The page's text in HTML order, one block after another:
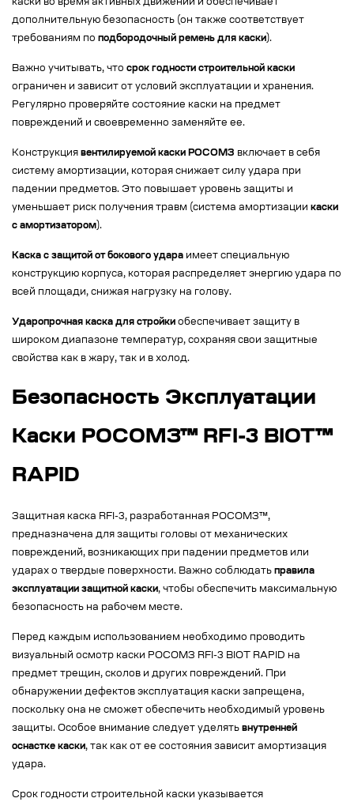
каски во время активных движений и обеспечивает
дополнительную безопасность (он также соответствует
требованиям по подбородочный ремень для каски).
Важно учитывать, что срок годности строительной каски
ограничен и зависит от условий эксплуатации и хранения.
Регулярно проверяйте состояние каски на предмет
повреждений и своевременно заменяйте ее.
Конструкция вентилируемой каски РОСОМЗ включает в себя
систему амортизации, которая снижает силу удара при
падении предметов. Это повышает уровень защиты и
уменьшает риск получения травм (система амортизации каски
с амортизатором).
Каска с защитой от бокового удара имеет специальную
конструкцию корпуса, которая распределяет энергию удара по
всей площади, снижая нагрузку на голову.
Ударопрочная каска для стройки обеспечивает защиту в
широком диапазоне температур, сохраняя свои защитные
свойства как в жару, так и в холод.
Безопасность Эксплуатации
Каски РОСОМЗ™ RFI-3 BIOT™
RAPID
Защитная каска RFI-3, разработанная РОСОМЗ™,
предназначена для защиты головы от механических
повреждений, возникающих при падении предметов или
ударах о твердые поверхности. Важно соблюдать правила
эксплуатации защитной каски, чтобы обеспечить максимальную
безопасность на рабочем месте.
Перед каждым использованием необходимо проводить
визуальный осмотр каски РОСОМЗ RFI-3 BIOT RAPID на
предмет трещин, сколов и других повреждений. При
обнаружении дефектов эксплуатация каски запрещена,
поскольку она не сможет обеспечить необходимый уровень
защиты. Особое внимание следует уделять внутренней
оснастке каски, так как от ее состояния зависит амортизация
удара.
Срок годности строительной каски указывается